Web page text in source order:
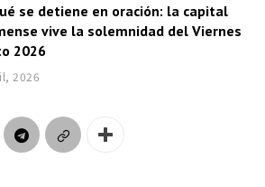
se detiene en oración: la capital
vive la solemnidad del Viernes
2026
2026